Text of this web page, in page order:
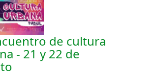
de cultura
- 21 y 22 de